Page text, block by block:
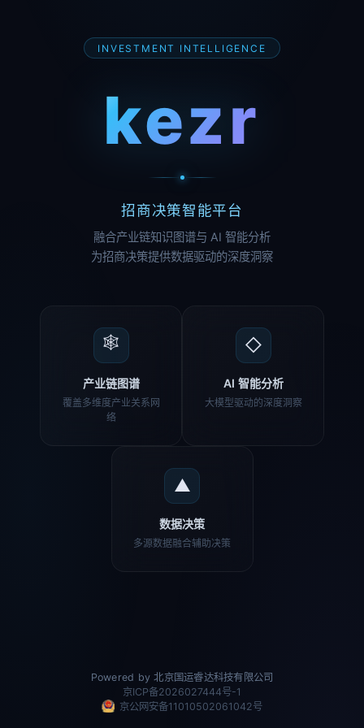
INVESTMENT INTELLIGENCE
kezr
招商决策智能平台
融合产业链知识图谱与 AI 智能分析
为招商决策提供数据驱动的深度洞察
🕸
产业链图谱
覆盖多维度产业关系网
络
◇
AI 智能分析
大模型驱动的深度洞察
▲
数据决策
多源数据融合辅助决策
Powered by 北京国运睿达科技有限公司
京ICP备2026027444号-1
京公网安备11010502061042号